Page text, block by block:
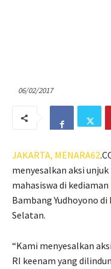
06/02/2017
JAKARTA, MENARA62
menyesalkan aksi
mahasiswa di kediaman
Bambang Yudhoyono
Selatan.
“Kami menyesalkan
RI keenam yang